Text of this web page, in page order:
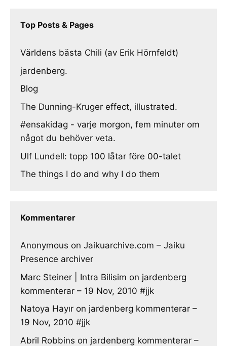
Top Posts & Pages
Världens bästa Chili (av Erik Hörnfeldt)
jardenberg.
Blog
The Dunning-Kruger effect, illustrated.
#ensakidag - varje morgon, fem minuter om
något du behöver veta.
Ulf Lundell: topp 100 låtar före 00-talet
The things I do and why I do them
Kommentarer
Anonymous on Jaikuarchive.com – Jaiku
Presence archiver
Marc Steiner | Intra Bilisim on jardenberg
kommenterar – 19 Nov, 2010 #jjk
Natoya Hayır on jardenberg kommenterar –
19 Nov, 2010 #jjk
Abril Robbins on jardenberg kommenterar –